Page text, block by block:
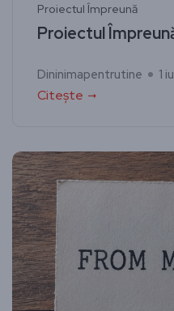
Proiectul Împreună
Proiectul
Dininimapentrutine 1
Citește